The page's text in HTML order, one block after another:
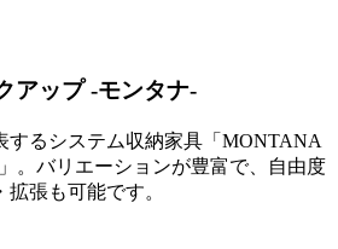
アップ -モンタナ-
するシステム収納家具「MONTANA
。バリエーションが豊富で、自由度
張も可能です。